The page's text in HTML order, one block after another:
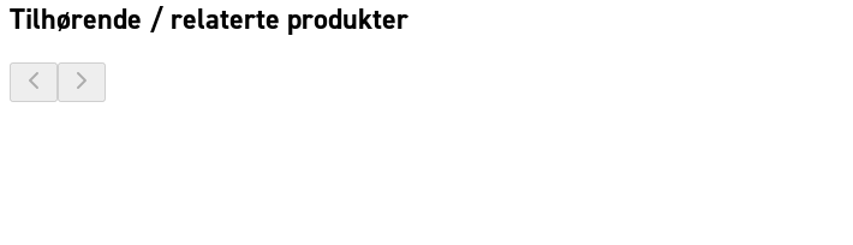
Tilhørende / relaterte produkter